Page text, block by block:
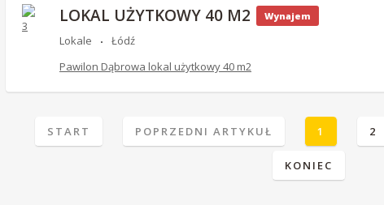
LOKAL UŻYTKOWY 40 M2 Wynajem
Lokale
Łódź
Pawilon Dąbrowa lokal użytkowy 40 m2
START POPRZEDNI ARTYKUŁ 1 2
KONIEC